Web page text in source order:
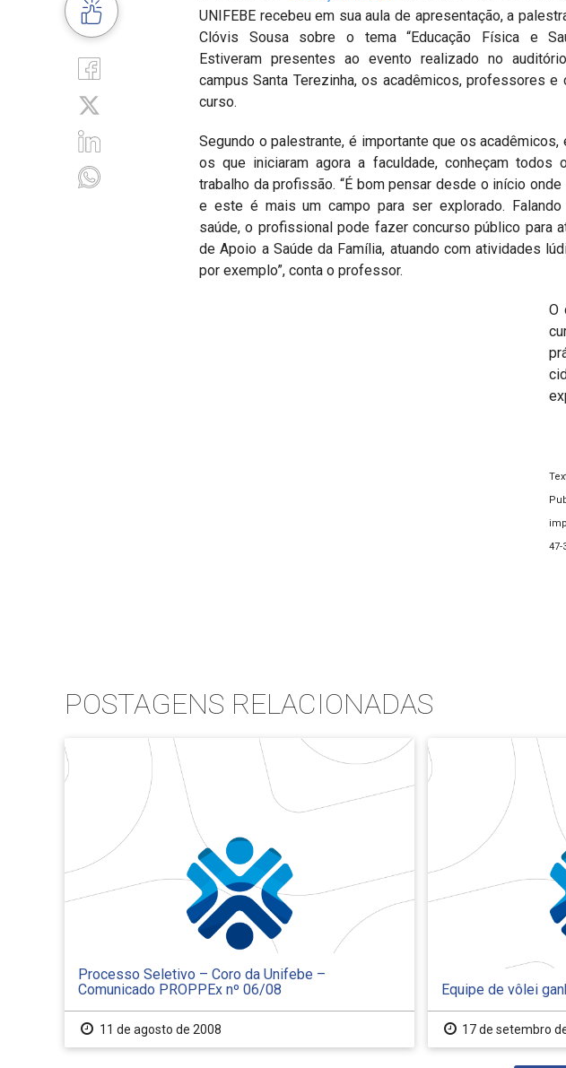
UNIFEBE recebeu em sua aula de apresentação, a
Clóvis Sousa sobre o tema “Educação Física e
Estiveram presentes ao evento realizado no
campus Santa Terezinha, os acadêmicos, professores e
curso.
Segundo o palestrante, é importante que os acadêmicos,
os que iniciaram agora a faculdade, conheçam todos
trabalho da profissão. “É bom pensar desde o início
e este é mais um campo para ser explorado.
saúde, o profissional pode fazer concurso público para
de Apoio a Saúde da Família, atuando com atividades
por exemplo”, conta o professor.
O
47-
POSTAGENS RELACIONADAS
Processo Seletivo – Coro da Unifebe –
Comunicado PROPPEx nº 06/08
11 de agosto de 2008
Equipe de vôlei
17 de setembro